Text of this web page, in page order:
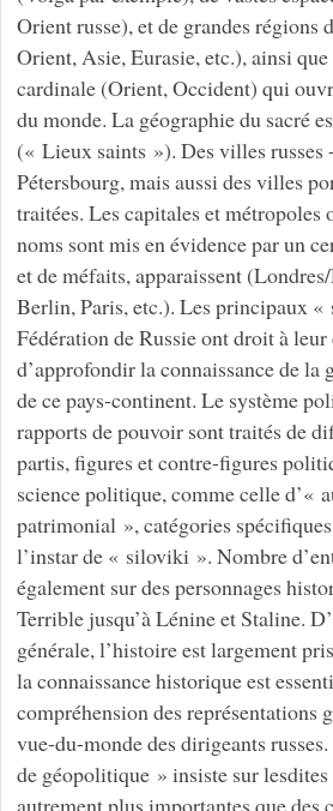
Orient russe), et de grandes régions
Orient, Asie, Eurasie, etc.), ainsi
cardinale (Orient, Occident) qui
du monde. La géographie du sacré
(« Lieux saints »). Des villes russes
Pétersbourg, mais aussi des villes
traitées. Les capitales et métropoles
noms sont mis en évidence par un
et de méfaits, apparaissent
Berlin, Paris, etc.). Les principaux «
Fédération de Russie ont droit à
d’approfondir la connaissance de
de ce pays-continent. Le système
rapports de pouvoir sont traités de
partis, figures et contre-figures
science politique, comme celle d’«
patrimonial », catégories spécifiques
l’instar de « siloviki ». Nombre
également sur des personnages
Terrible jusqu’à Lénine et Staline.
générale, l’histoire est largement
la connaissance historique est
compréhension des représentations
vue-du-monde des dirigeants
de géopolitique » insiste sur
autrement plus importantes que des